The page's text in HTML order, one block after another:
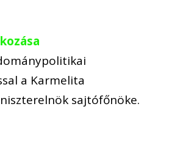
a Karmelita
sajtófőnöke.